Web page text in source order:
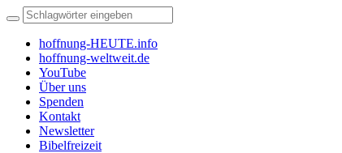
hoffnung-HEUTE.info
hoffnung-weltweit.de
YouTube
Über uns
Spenden
Kontakt
Newsletter
Bibelfreizeit